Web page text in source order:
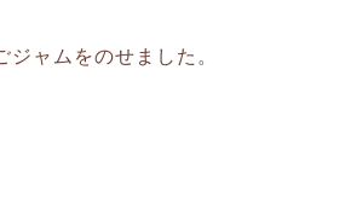
ャムをのせました。